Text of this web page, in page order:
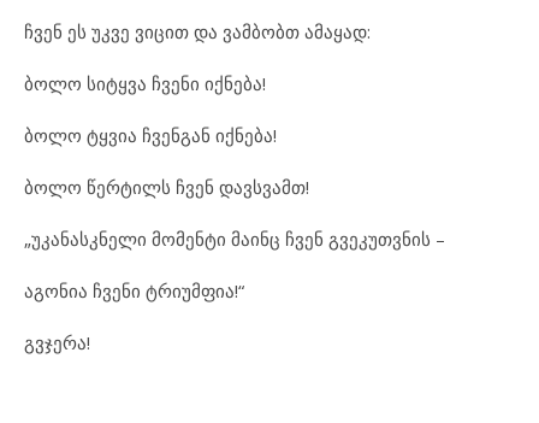
ჩვენ ეს უკვე ვიცით და ვამბობთ ამაყად:
ბოლო სიტყვა ჩვენი იქნება!
ბოლო ტყვია ჩვენგან იქნება!
ბოლო წერტილს ჩვენ დავსვამთ!
„უკანასკნელი მომენტი მაინც ჩვენ გვეკუთვნის –
აგონია ჩვენი ტრიუმფია!“
გვჯერა!